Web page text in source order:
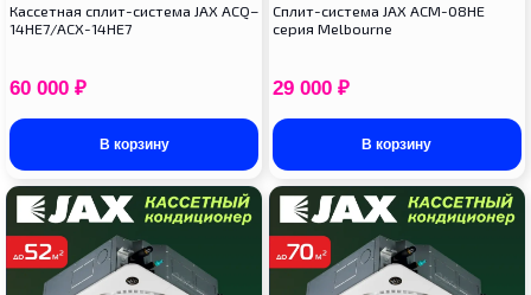
Кассетная сплит-система JAX ACQ–
14HE7/ACX-14HE7
60 000 ₽
В корзину
Сплит-система JAX ACM-08HE
серия Melbourne
29 000 ₽
В корзину